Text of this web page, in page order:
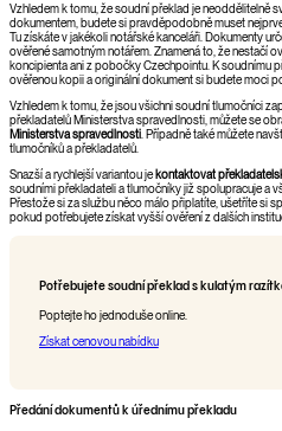
Vzhledem k tomu, že soudní překlad je neoddělitelně
dokumentem, budete si pravděpodobně muset
Tu získáte v jakékoli notářské kanceláři. Dokumenty
ověřené samotným notářem. Znamená to, že nestačí
koncipienta ani z pobočky Czechpointu. K soudnímu
ověřenou kopii a originální dokument si budete moci
Vzhledem k tomu, že jsou všichni soudní tlumočníci
překladatelů Ministerstva spravedlnosti, můžete se
Ministerstva spravedlnosti . Případně také můžete
tlumočníků a překladatelů.
Snazší a rychlejší variantou jekontaktovat
soudními překladateli a tlumočníky již spolupracuje a
Přestože si za službu něco málo připlatíte, ušetříte si
pokud potřebujete získat vyšší ověření z dalších
Potřebujete soudní překlad s kulatým
Poptejte ho jednoduše online.
Získat cenovou nabídku
Předání dokumentů k úřednímu překladu